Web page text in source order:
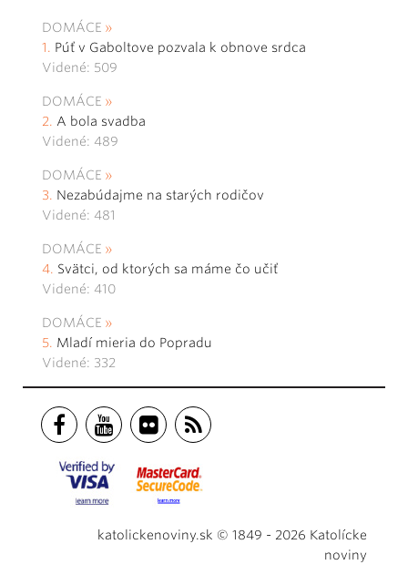
DOMÁCE
Púť v Gaboltove pozvala k obnove srdca
Videné: 509
DOMÁCE
A bola svadba
Videné: 489
DOMÁCE
Nezabúdajme na starých rodičov
Videné: 481
DOMÁCE
Svätci, od ktorých sa máme čo učiť
Videné: 410
DOMÁCE
Mladí mieria do Popradu
Videné: 332
katolickenoviny.sk © 1849 - 2026 Katolícke
noviny